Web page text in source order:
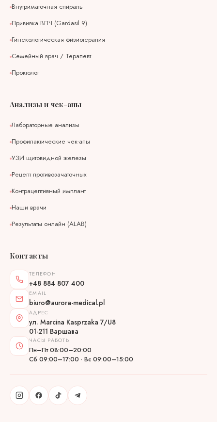
Внутриматочная спираль
Прививка ВПЧ (Gardasil 9)
Гинекологическая физиотерапия
Семейный врач / Терапевт
Проктолог
Анализы и чек-апы
Лабораторные анализы
Профилактические чек-апы
УЗИ щитовидной железы
Рецепт противозачаточных
Контрацептивный имплант
Наши врачи
Результаты онлайн (ALAB)
Контакты
ТЕЛЕФОН
+48 884 807 400
EMAIL
biuro@aurora-medical.pl
АДРЕС
ул. Marcina Kasprzaka 7/U8
01-211 Варшава
ЧАСЫ РАБОТЫ
Пн–Пт 08:00–20:00
Сб 09:00–17:00 · Вс 09:00–15:00